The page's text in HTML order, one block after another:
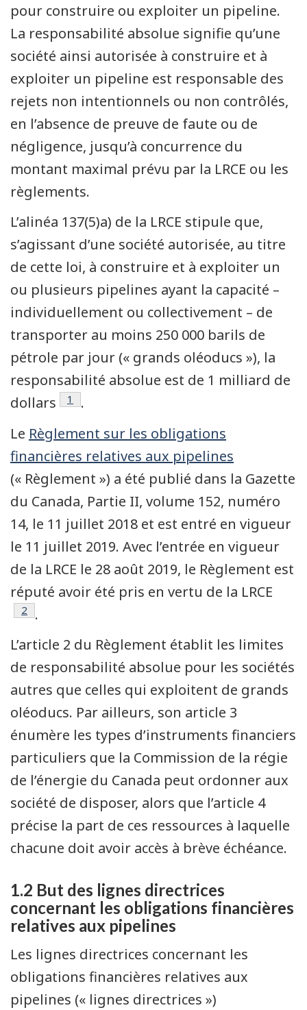
pour construire ou exploiter un pipeline.
La responsabilité absolue signifie qu’une
société ainsi autorisée à construire et à
exploiter un pipeline est responsable des
rejets non intentionnels ou non contrôlés,
en l’absence de preuve de faute ou de
négligence, jusqu’à concurrence du
montant maximal prévu par la LRCE ou les
règlements.
L’alinéa 137(5)a) de la LRCE stipule que,
s’agissant d’une société autorisée, au titre
de cette loi, à construire et à exploiter un
ou plusieurs pipelines ayant la capacité –
individuellement ou collectivement – de
transporter au moins 250 000 barils de
pétrole par jour (« grands oléoducs »), la
responsabilité absolue est de 1 milliard de
dollars
Note de bas de page
1
.
Le Règlement sur les obligations
financières relatives aux pipelines
(« Règlement ») a été publié dans la Gazette
du Canada, Partie II, volume 152, numéro
14, le 11 juillet 2018 et est entré en vigueur
le 11 juillet 2019. Avec l’entrée en vigueur
de la LRCE le 28 août 2019, le Règlement est
réputé avoir été pris en vertu de la LRCE
Note de bas de page
2
.
L’article 2 du Règlement établit les limites
de responsabilité absolue pour les sociétés
autres que celles qui exploitent de grands
oléoducs. Par ailleurs, son article 3
énumère les types d’instruments financiers
particuliers que la Commission de la régie
de l’énergie du Canada peut ordonner aux
société de disposer, alors que l’article 4
précise la part de ces ressources à laquelle
chacune doit avoir accès à brève échéance.
1.2 But des lignes directrices
concernant les obligations financières
relatives aux pipelines
Les lignes directrices concernant les
obligations financières relatives aux
pipelines (« lignes directrices »)